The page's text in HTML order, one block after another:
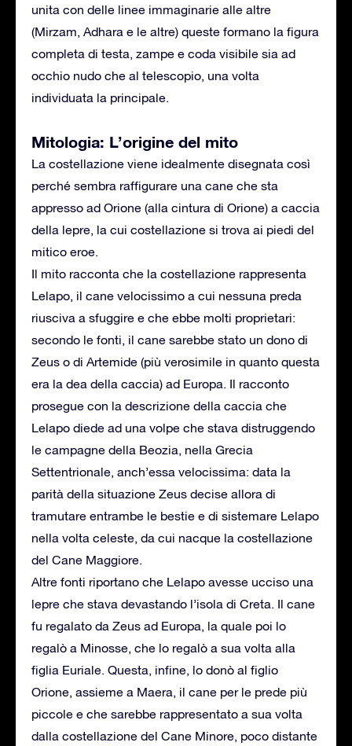
unita con delle linee immaginarie alle altre
(Mirzam, Adhara e le altre) queste formano la figura
completa di testa, zampe e coda visibile sia ad
occhio nudo che al telescopio, una volta
individuata la principale.
Mitologia: L’origine del mito
La costellazione viene idealmente disegnata così
perché sembra raffigurare una cane che sta
appresso ad Orione (alla cintura di Orione) a caccia
della lepre, la cui costellazione si trova ai piedi del
mitico eroe.
Il mito racconta che la costellazione rappresenta
Lelapo, il cane velocissimo a cui nessuna preda
riusciva a sfuggire e che ebbe molti proprietari:
secondo le fonti, il cane sarebbe stato un dono di
Zeus o di Artemide (più verosimile in quanto questa
era la dea della caccia) ad Europa. Il racconto
prosegue con la descrizione della caccia che
Lelapo diede ad una volpe che stava distruggendo
le campagne della Beozia, nella Grecia
Settentrionale, anch’essa velocissima: data la
parità della situazione Zeus decise allora di
tramutare entrambe le bestie e di sistemare Lelapo
nella volta celeste, da cui nacque la costellazione
del Cane Maggiore.
Altre fonti riportano che Lelapo avesse ucciso una
lepre che stava devastando l’isola di Creta. Il cane
fu regalato da Zeus ad Europa, la quale poi lo
regalò a Minosse, che lo regalò a sua volta alla
figlia Euriale. Questa, infine, lo donò al figlio
Orione, assieme a Maera, il cane per le prede più
piccole e che sarebbe rappresentato a sua volta
dalla costellazione del Cane Minore, poco distante